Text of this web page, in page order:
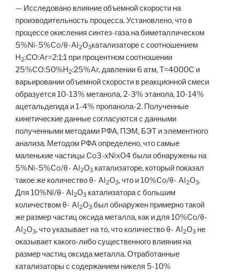
— Исследовано влияние объемной скорости на
производительность процесса. Установлено, что в
процессе окисления синтез-газа на биметаллическом
5%Ni-5%Co/θ-Al2O3катализаторе с соотношением
Н2:СО:Ar=2:1:1 при процентном соотношении
25%СО:50%Н2:25%Ar, давлении 6 атм, Т=4000С и
варьировании объемной скорости в реакционной смеси
образуется 10-13% метанола, 2-3% этанола, 10-14%
ацетальдегида и 1-4% пропанола-2. Полученные
кинетические данные согласуются с данными
полученными методами РФА, ПЭМ, БЭТ и элементного
анализа. Методом РФА определено, что самые
маленькие частицы Co3-xNixO4 были обнаружены на
5%Ni-5%Co/θ- Al2O3 катализаторе, который показал
такое же количество θ- Al2O3, что и 10%Co/θ- Al2O3.
Для 10%Ni/θ- Al2O3 катализатора с большим
количеством θ- Al2O3 был обнаружен примерно такой
же размер частиц оксида металла, как и для 10%Co/θ-
Al2O3, что указывает на то, что количество θ- Al2O3 не
оказывает какого-либо существенного влияния на
размер частиц оксида металла. Отработанные
катализаторы с содержанием никеля 5-10%